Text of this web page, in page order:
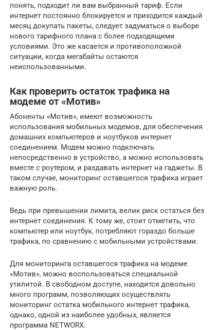
понять, подходит ли вам выбранный тариф. Если
интернет постоянно блокируется и приходится каждый
месяц докупать пакеты, следует задуматься о выборе
нового тарифного плана с более подходящими
условиями. Это же касается и противоположной
ситуации, когда мегабайты остаются
неиспользованными.
Как проверить остаток трафика на
модеме от «Мотив»
Абоненты «Мотив», имеют возможность
использования мобильных модемов, для обеспечения
домашних компьютеров и ноутбуков интернет
соединением. Модем можно подключать
непосредственно в устройство, а можно использовать
вместе с роутером, и раздавать интернет на гаджеты. В
таком случае, мониторинг оставшегося трафика играет
важную роль.
Ведь при превышении лимита, велик риск остаться без
интернет соединения. К тому же, стоит отметить, что
компьютер или ноутбук, потребляют гораздо больше
трафика, по сравнению с мобильными устройствами.
Для мониторинга оставшегося трафика на модеме
«Мотив», можно воспользоваться специальной
утилитой. В свободном доступе, находится довольно
много программ, позволяющих осуществлять
мониторинг остатка мобильного интернет трафика,
однако, одной из наиболее удобных, является
программа NETWORX.